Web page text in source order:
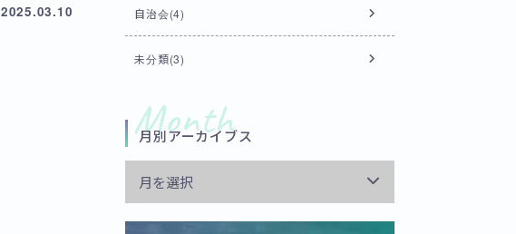
2025.03.10 自治会(4)
未分類(3)
月別アーカイブス